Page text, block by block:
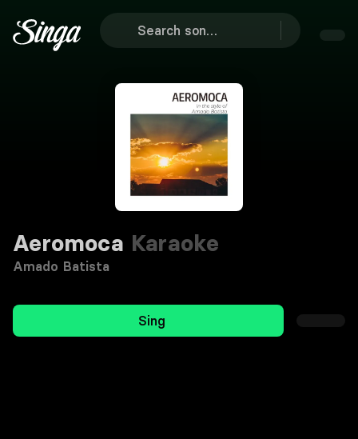
Aeromoca Karaoke
Amado Batista
Sing